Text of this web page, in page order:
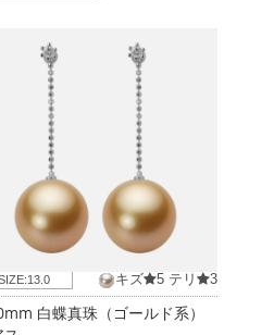
13.0 キズ 5 テリ 3
白蝶真珠（ゴールド系）